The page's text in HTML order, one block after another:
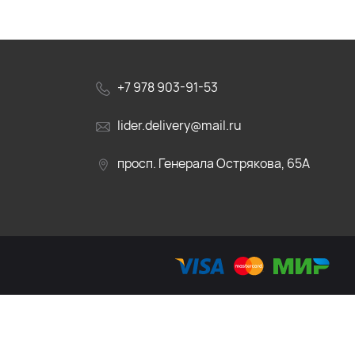
+7 978 903-91-53
lider.delivery@mail.ru
просп. Генерала Острякова, 65А